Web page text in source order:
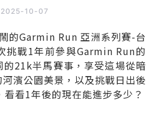
2025-10-07
的Garmin Run 亞洲系列賽-台
挑戰1年前參與Garmin Run的
21k半馬賽事，享受這場從暗
濱公園美景，以及挑戰日出後
看1年後的現在能進步多少？